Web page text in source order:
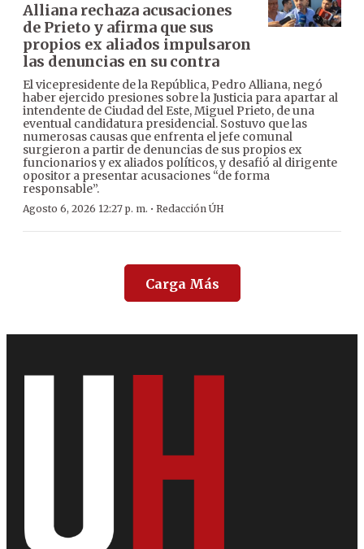
Alliana rechaza acusaciones
de Prieto y afirma que sus
propios ex aliados impulsaron
las denuncias en su contra
El vicepresidente de la República, Pedro Alliana, negó
haber ejercido presiones sobre la Justicia para apartar al
intendente de Ciudad del Este, Miguel Prieto, de una
eventual candidatura presidencial. Sostuvo que las
numerosas causas que enfrenta el jefe comunal
surgieron a partir de denuncias de sus propios ex
funcionarios y ex aliados políticos, y desafió al dirigente
opositor a presentar acusaciones “de forma
responsable”.
Agosto 6, 2026 12:27 p. m. · Redacción ÚH
Carga Más